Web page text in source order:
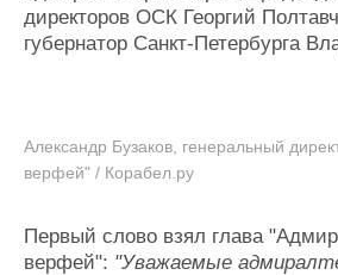
директоров ОСК Георгий
губернатор Санкт-Петербурга
Александр Бузаков, генеральный
верфей" / Корабел.ру
Первый слово взял глава
верфей": "Уважаемые